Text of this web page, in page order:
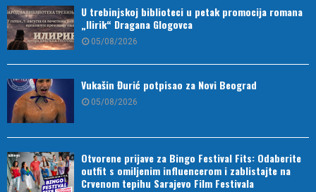
U trebinjskoj biblioteci u petak promocija romana
„Ilirik“ Dragana Glogovca
05/08/2026
Vukašin Đurić potpisao za Novi Beograd
05/08/2026
Otvorene prijave za Bingo Festival Fits: Odaberite
outfit s omiljenim influencerom i zablistajte na
Crvenom tepihu Sarajevo Film Festivala